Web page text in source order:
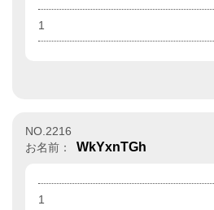
1
NO.2216
お名前：
WkYxnTGh
1